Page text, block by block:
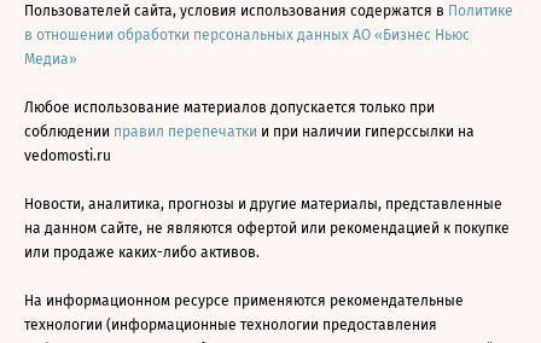
Пользователей сайта, условия использования содержатся в Политике
в отношении обработки персональных данных АО «Бизнес Ньюс
Медиа»
Любое использование материалов допускается только при
соблюдении правил перепечатки и при наличии гиперссылки на
vedomosti.ru
Новости, аналитика, прогнозы и другие материалы, представленные
на данном сайте, не являются офертой или рекомендацией к покупке
или продаже каких-либо активов.
На информационном ресурсе применяются рекомендательные
технологии (информационные технологии предоставления